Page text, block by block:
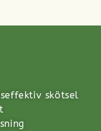
skötsel